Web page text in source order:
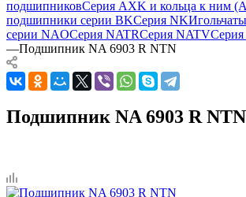
подшипниковСерия AXK и кольца к ним
подшипники серии BKСерия NK
серии NAOСерия NATRСерия NATV
—Подшипник NA 6903 R NTN
Подшипник NA 6903 R NTN